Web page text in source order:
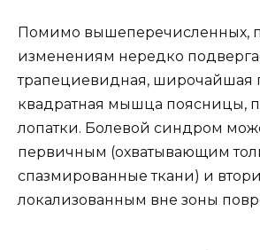
Помимо вышеперечисленных,
изменениям нередко
трапециевидная, широчайшая
квадратная мышца поясницы,
лопатки. Болевой синдром
первичным (охватывающим
спазмированные ткани) и
локализованным вне зоны